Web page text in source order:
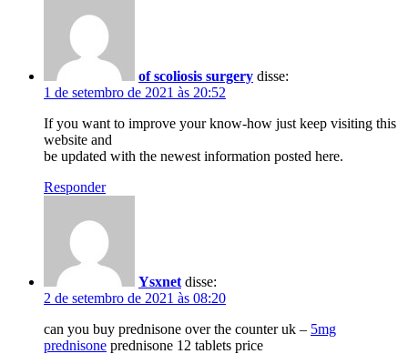
of scoliosis surgery disse:
1 de setembro de 2021 às 20:52
If you want to improve your know-how just keep visiting this
website and
be updated with the newest information posted here.
Responder
Ysxnet disse:
2 de setembro de 2021 às 08:20
can you buy prednisone over the counter uk – 5mg
prednisone prednisone 12 tablets price